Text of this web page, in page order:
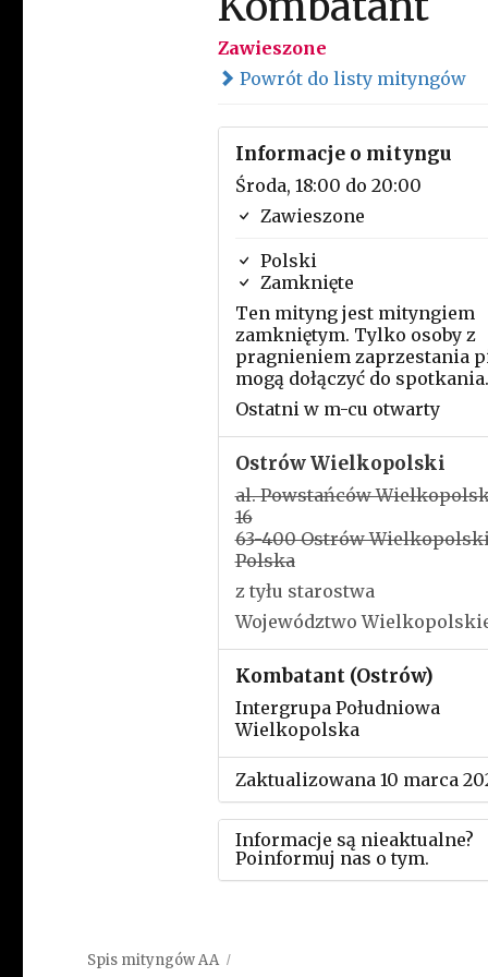
Zawieszone
Powrót do listy mityngów
Informacje o mityngu
Środa, 18:00 do 20:00
Zawieszone
Polski
Zamknięte
Ten mityng jest mityngiem
zamkniętym. Tylko osoby z
pragnieniem zaprzestania
mogą dołączyć do spotkania.
Ostatni w m-cu otwarty
Ostrów Wielkopolski
al. Powstańców
16
63-400 Ostrów
Polska
z tyłu starostwa
Województwo
Kombatant (Ostrów)
Intergrupa Południowa
Wielkopolska
Zaktualizowana 10 marca
Informacje są nieaktualne?
Poinformuj nas o tym.
Spis mityngów AA